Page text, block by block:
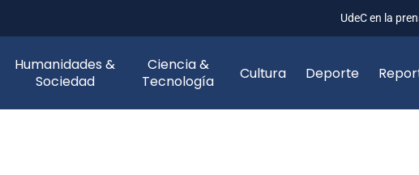
UdeC en la
Humanidades &
Sociedad
Ciencia &
Tecnología
Cultura Deporte